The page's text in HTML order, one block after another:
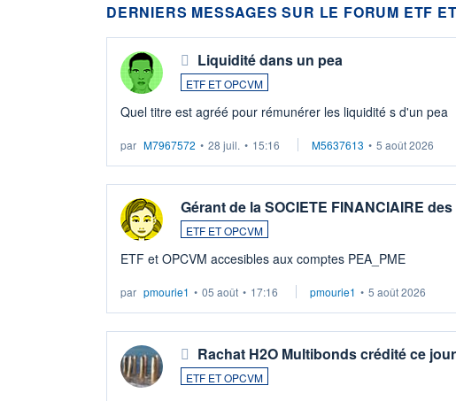
DERNIERS MESSAGES SUR LE FORUM ETF
Liquidité dans un pea
ETF ET OPCVM
Quel titre est agréé pour rémunérer les liquidité s d'un pea
par M7967572 • 28 juil. • 15:16 M5637613 • 5 août 2026
Gérant de la SOCIETE FINANCIAIRE
ETF ET OPCVM
ETF et OPCVM accesibles aux comptes PEA_PME
par pmourie1 • 05 août • 17:16 pmourie1 • 5 août 2026
Rachat H2O Multibonds crédité ce jour
ETF ET OPCVM